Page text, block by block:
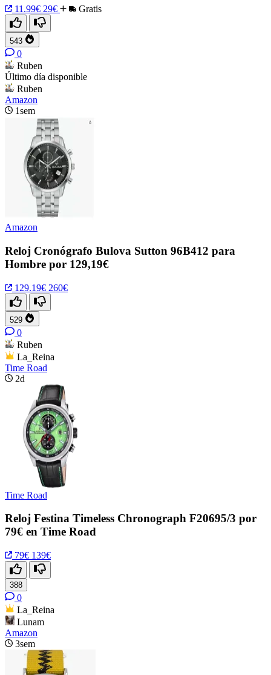
11.99€ 29€ Gratis
543
0
Ruben
Último día disponible
Ruben
Amazon
1sem
Amazon
Reloj Cronógrafo Bulova Sutton 96B412 para
Hombre por 129,19€
129.19€ 260€
529
0
Ruben
La_Reina
Time Road
2d
Time Road
Reloj Festina Timeless Chronograph F20695/3 por
79€ en Time Road
79€ 139€
388
0
La_Reina
Lunam
Amazon
3sem